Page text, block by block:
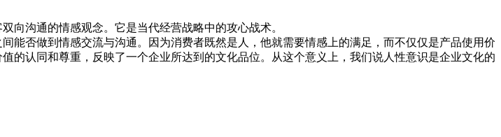
双向沟通的情感观念。它是当代经营战略中的攻心战术。
能否做到情感交流与沟通。因为消费者既然是人，他就需要情感上的满足，而不仅仅是产品使用价
的认同和尊重，反映了一个企业所达到的文化品位。从这个意义上，我们说人性意识是企业文化的